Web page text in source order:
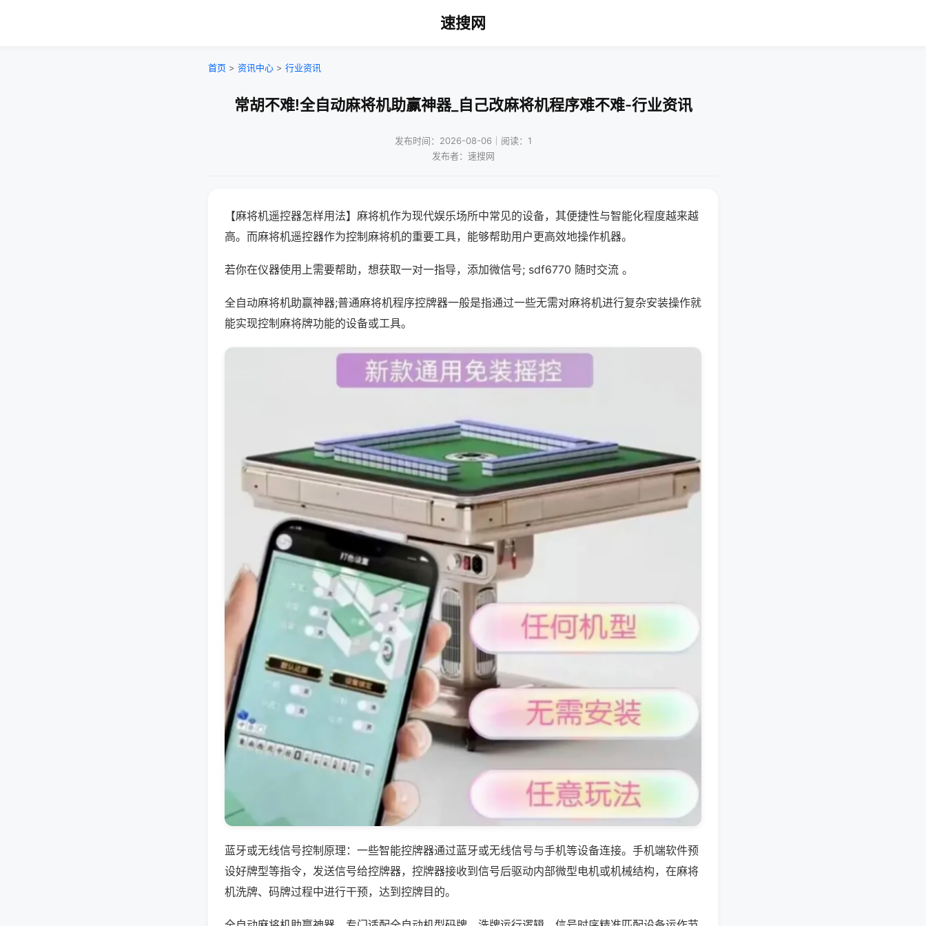
速搜网
首页 > 资讯中心 > 行业资讯
常胡不难!全自动麻将机助赢神器_自己改麻将机程序难不难-行业资讯
发布时间：2026-08-06｜阅读：1
发布者：速搜网
【麻将机遥控器怎样用法】麻将机作为现代娱乐场所中常见的设备，其便捷性与智能化程度越来越
高。而麻将机遥控器作为控制麻将机的重要工具，能够帮助用户更高效地操作机器。
若你在仪器使用上需要帮助，想获取一对一指导，添加微信号; sdf6770 随时交流 。
全自动麻将机助赢神器;普通麻将机程序控牌器一般是指通过一些无需对麻将机进行复杂安装操作就
能实现控制麻将牌功能的设备或工具。
蓝牙或无线信号控制原理：一些智能控牌器通过蓝牙或无线信号与手机等设备连接。手机端软件预
设好牌型等指令，发送信号给控牌器，控牌器接收到信号后驱动内部微型电机或机械结构，在麻将
机洗牌、码牌过程中进行干预，达到控牌目的。